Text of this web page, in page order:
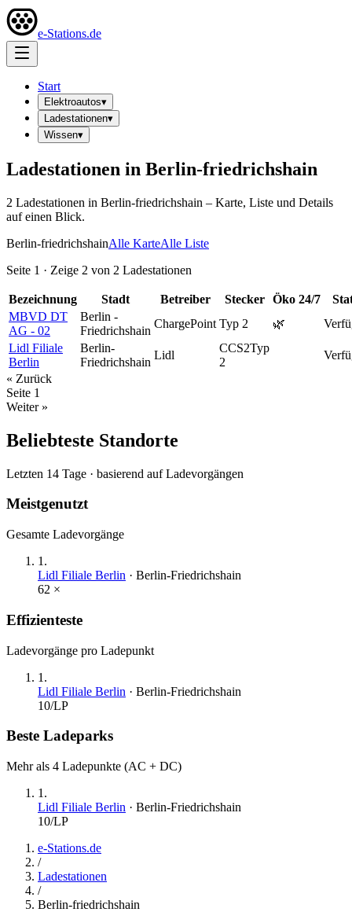
e-Stations.de
Start
Elektroautos▾
Ladestationen▾
Wissen▾
Ladestationen in Berlin-friedrichshain
2 Ladestationen in Berlin-friedrichshain – Karte, Liste und Details
auf einen Blick.
Berlin-friedrichshainAlle KarteAlle Liste
Seite 1 · Zeige 2 von 2 Ladestationen
Bezeichnung Stadt Betreiber Stecker Öko 24/7
MBVD DT
AG - 02
Berlin -
Friedrichshain
ChargePoint Typ 2 🌿
Lidl Filiale
Berlin
Berlin-
Friedrichshain
Lidl
CCS2Typ
2
« Zurück
Seite 1
Weiter »
Beliebteste Standorte
Letzten 14 Tage · basierend auf Ladevorgängen
Meistgenutzt
Gesamte Ladevorgänge
1 .
Lidl Filiale Berlin · Berlin-Friedrichshain
62 ×
Effizienteste
Ladevorgänge pro Ladepunkt
1 .
Lidl Filiale Berlin · Berlin-Friedrichshain
10/LP
Beste Ladeparks
Mehr als 4 Ladepunkte (AC + DC)
1 .
Lidl Filiale Berlin · Berlin-Friedrichshain
10/LP
e-Stations.de
/
Ladestationen
/
Berlin-friedrichshain